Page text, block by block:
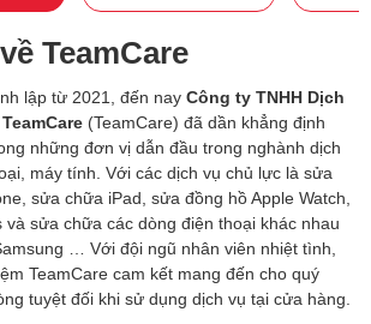
TeamCare
lập từ 2021, đến nay Công ty TNHH Dịch
(TeamCare) đã dần khẳng định
những đơn vị dẫn đầu trong nghành dịch
máy tính. Với các dịch vụ chủ lực là sửa
sửa chữa iPad, sửa đồng hồ Apple Watch,
và sửa chữa các dòng điện thoại khác nhau
… Với đội ngũ nhân viên nhiệt tình,
TeamCare cam kết mang đến cho quý
tuyệt đối khi sử dụng dịch vụ tại cửa hàng.